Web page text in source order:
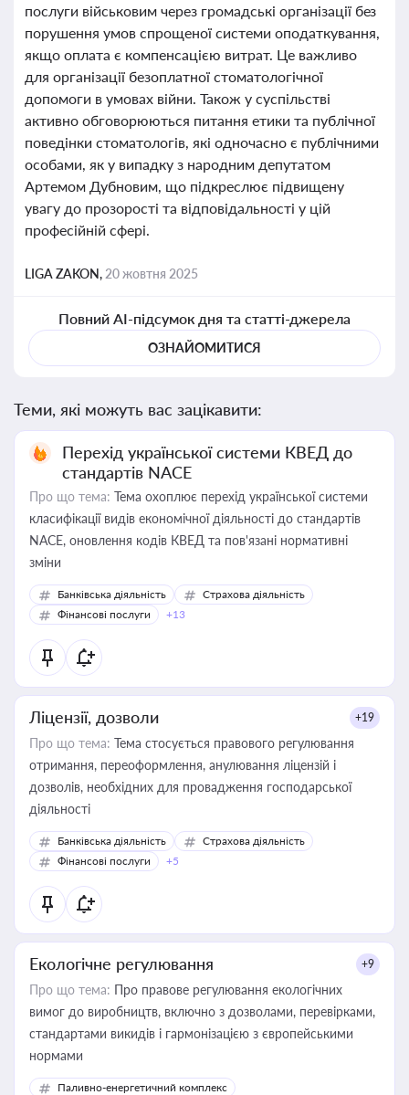
послуги військовим через громадські організації без
порушення умов спрощеної системи оподаткування,
якщо оплата є компенсацією витрат. Це важливо
для організації безоплатної стоматологічної
допомоги в умовах війни. Також у суспільстві
активно обговорюються питання етики та публічної
поведінки стоматологів, які одночасно є публічними
особами, як у випадку з народним депутатом
Артемом Дубновим, що підкреслює підвищену
увагу до прозорості та відповідальності у цій
професійній сфері.
LIGA ZAKON, 20 жовтня 2025
Повний AI-підсумок дня та статті-джерела
ОЗНАЙОМИТИСЯ
Теми, які можуть вас зацікавити:
Перехід української системи КВЕД до
стандартів NACE
Про що тема: Тема охоплює перехід української системи
класифікації видів економічної діяльності до стандартів
NACE, оновлення кодів КВЕД та пов'язані нормативні
зміни
Банківська діяльність
Страхова діяльність
Фінансові послуги
+13
Ліцензії, дозволи +19
Про що тема: Тема стосується правового регулювання
отримання, переоформлення, анулювання ліцензій і
дозволів, необхідних для провадження господарської
діяльності
Банківська діяльність
Страхова діяльність
Фінансові послуги
+5
Екологічне регулювання +9
Про що тема: Про правове регулювання екологічних
вимог до виробництв, включно з дозволами, перевірками,
стандартами викидів і гармонізацією з європейськими
нормами
Паливно-енергетичний комплекс